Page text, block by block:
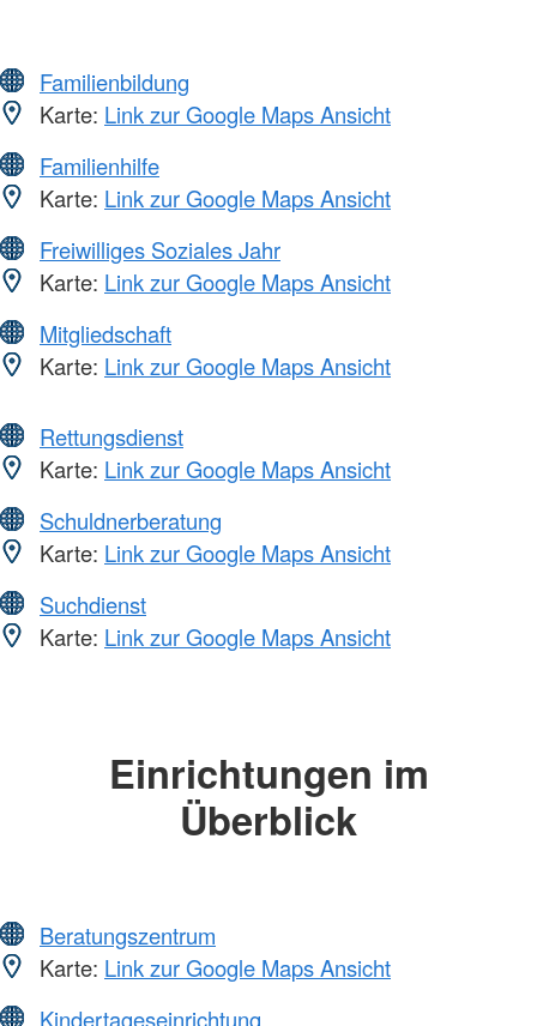
Familienbildung
Karte: Link zur Google Maps Ansicht
Familienhilfe
Karte: Link zur Google Maps Ansicht
Freiwilliges Soziales Jahr
Karte: Link zur Google Maps Ansicht
Mitgliedschaft
Karte: Link zur Google Maps Ansicht
Rettungsdienst
Karte: Link zur Google Maps Ansicht
Schuldnerberatung
Karte: Link zur Google Maps Ansicht
Suchdienst
Karte: Link zur Google Maps Ansicht
Einrichtungen im
Überblick
Beratungszentrum
Karte: Link zur Google Maps Ansicht
Kindertageseinrichtung